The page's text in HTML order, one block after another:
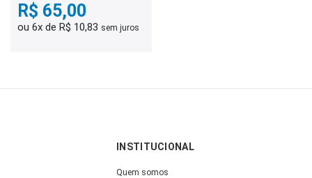
R$ 65,00
ou 6x de R$ 10,83 sem juros
INSTITUCIONAL
Quem somos